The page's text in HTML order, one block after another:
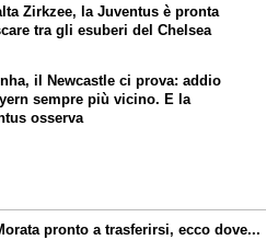
Zirkzee, la Juventus è pronta
tra gli esuberi del Chelsea
il Newcastle ci prova: addio
sempre più vicino. E la
osserva
pronto a trasferirsi, ecco dove...